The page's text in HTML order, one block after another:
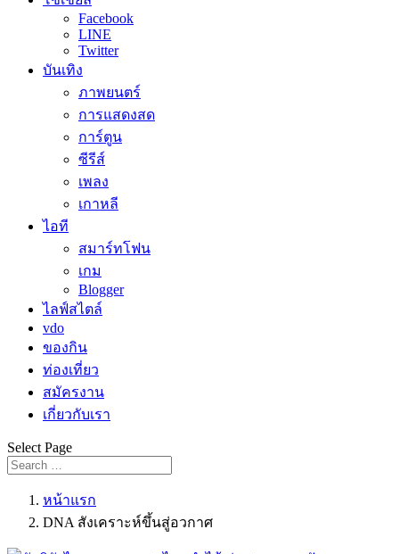
Facebook
LINE
Twitter
บันเทิง
ภาพยนตร์
การแสดงสด
การ์ตูน
ซีรีส์
เพลง
เกาหลี
ไอที
สมาร์ทโฟน
เกม
Blogger
ไลฟ์สไตล์
vdo
ของกิน
ท่องเที่ยว
สมัครงาน
เกี่ยวกับเรา
Select Page
หน้าแรก
DNA สังเคราะห์ขึ้นสู่อวกาศ